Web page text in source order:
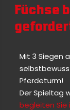
Füchse
Mit 3 Siegen
Pferdeturm!
Der Spieltag
begleiten Sie